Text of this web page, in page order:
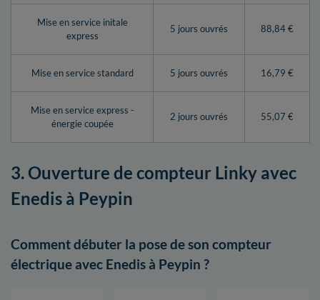
Mise en service initale
express
5 jours ouvrés 88,84 €
Mise en service standard 5 jours ouvrés 16,79 €
Mise en service express -
énergie coupée
2 jours ouvrés 55,07 €
3. Ouverture de compteur Linky avec
Enedis à Peypin
Comment débuter la pose de son compteur
électrique avec Enedis à Peypin ?